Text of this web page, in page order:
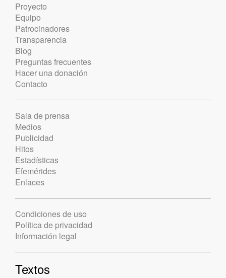
Proyecto
Equipo
Patrocinadores
Transparencia
Blog
Preguntas frecuentes
Hacer una donación
Contacto
Sala de prensa
Medios
Publicidad
Hitos
Estadísticas
Efemérides
Enlaces
Condiciones de uso
Política de privacidad
Información legal
Textos